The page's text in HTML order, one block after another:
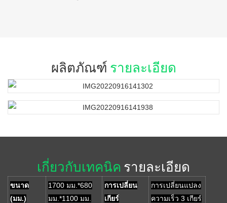
ผลิตภัณฑ์ รายละเอียด
เกี่ยวกับเทคนิค รายละเอียด
ขนาด
(มม.)
1700 มม.*680
มม.*1100 มม.
การเปลี่ยน
เกียร์
การเปลี่ยนแปลง
ความเร็ว 3 เกียร์